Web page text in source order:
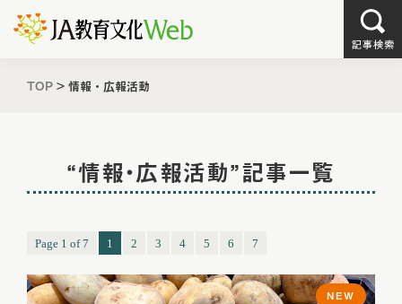
TOP > 情報・広報活動
“情報・広報活動”記事一覧
Page 1 of 7 1 2 3 4 5 6 7
NEW